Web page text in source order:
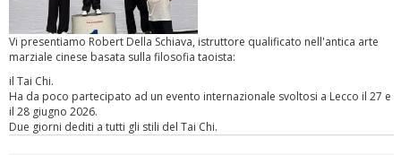
Ddl Lobby, Uisp: “Il Parlamento valorizzi le nostre specificità"
Vi presentiamo Robert Della Schiava, istruttore qualificato nell'antica arte
marziale cinese basata sulla filosofia taoista:
il Tai Chi.
Ha da poco partecipato ad un evento internazionale svoltosi a Lecco il 27 e
il 28 giugno 2026.
Due giorni dediti a tutti gli stili del Tai Chi.